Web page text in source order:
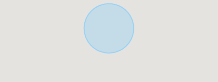
・停車場增設、Cross張替換、爐子新貨
・張貼層瓷磚，得到草席面替換、拉門換貼
・得到隔扇換貼，得到紗門換貼，清洗室內
・白蟻點檢、一部分門交換